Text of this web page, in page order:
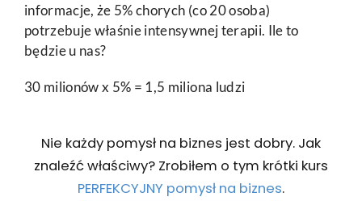
informacje, że 5% chorych (co 20 osoba)
potrzebuje właśnie intensywnej terapii. Ile to
będzie u nas?
30 milionów x 5% = 1,5 miliona ludzi
Nie każdy pomysł na biznes jest dobry. Jak
znaleźć właściwy? Zrobiłem o tym krótki kurs
PERFEKCYJNY pomysł na biznes.